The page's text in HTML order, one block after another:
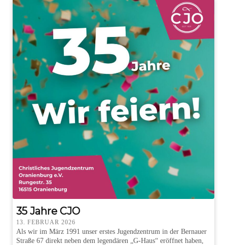
35 Jahre CJO
13. FEBRUAR 2026
Als wir im März 1991 unser erstes Jugendzentrum in der Bernauer
Straße 67 direkt neben dem legendären „G-Haus“ eröffnet haben,